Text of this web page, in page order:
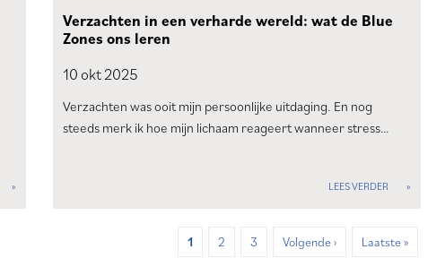
Verzachten in een verharde wereld: wat de Blue
Zones ons leren
10 okt2025
Verzachten was ooit mijn persoonlijke uitdaging. En nog
steeds merk ik hoe mijn lichaam reageert wanneer stress…
LEES VERDER
Huidige
1 Page
2 Page
3
Volgende
Volgende ›
Laatste
Laatste »